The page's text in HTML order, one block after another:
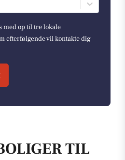
med op til tre lokale
efterfølgende vil kontakte dig
TIL